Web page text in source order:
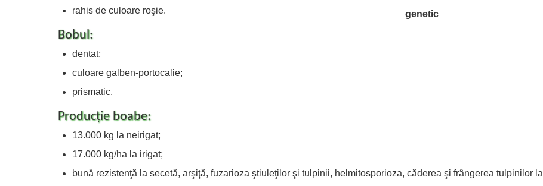
genetic
rahis de culoare roşie.
Bobul:
dentat;
culoare galben-portocalie;
prismatic.
Producție boabe:
13.000 kg la neirigat;
17.000 kg/ha la irigat;
bună rezistenţă la secetă, arşiţă, fuzarioza ştiuleţilor şi tulpinii, helmitosporioza, căderea şi frângerea tulpinilor la